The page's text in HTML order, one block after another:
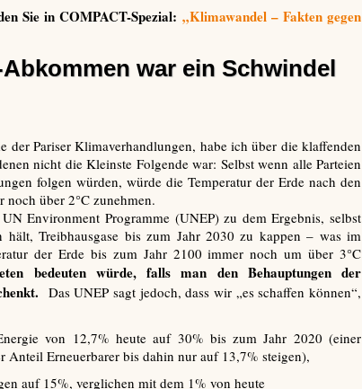
Sie in COMPACT-Spezial: „Klimawandel – Fakten gegen
war ein Schwindel
der Pariser Klimaverhandlungen, habe ich über die klaffenden
nicht die Kleinste Folgende war: Selbst wenn alle Parteien
folgen würden, würde die Temperatur der Erde nach den
über 2°C zunehmen.
Environment Programme (UNEP) zu dem Ergebnis, selbst
hält, Treibhausgase bis zum Jahr 2030 zu kappen – was im
der Erde bis zum Jahr 2100 immer noch um über 3°C
bedeuten würde, falls man den Behauptungen der
Das UNEP sagt jedoch, dass wir „es schaffen können“,
von 12,7% heute auf 30% bis zum Jahr 2020 (einer
Erneuerbarer bis dahin nur auf 13,7% steigen),
auf 15%, verglichen mit dem 1% von heute